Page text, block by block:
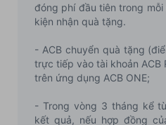
đóng phí đầu tiên trong
kiện nhận quà tặng.
- ACB chuyển quà tặng
trực tiếp vào tài khoản ACB
trên ứng dụng ACB ONE;
- Trong vòng 3 tháng kể
kết quả, nếu hợp đồng